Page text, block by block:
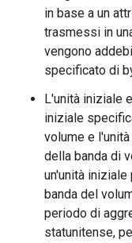
in base a un
trasmessi in
vengono
specificato di
L'unità iniziale
iniziale
volume e
della banda di
un'unità iniziale
banda del
periodo di
statunitense,